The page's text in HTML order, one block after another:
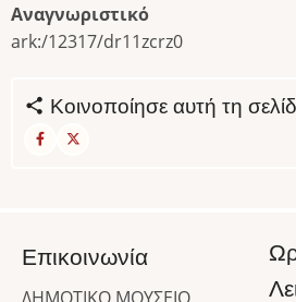
Αναγνωριστικό
ark:/12317/dr11zcrz0
Κοινοποίησε αυτή τη
Επικοινωνία